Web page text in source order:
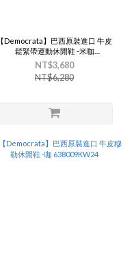
【Democrata】巴西原裝進口 牛皮
鬆緊帶運動休閒鞋 -米咖
638010KWC5
NT$3,680
NT$6,280